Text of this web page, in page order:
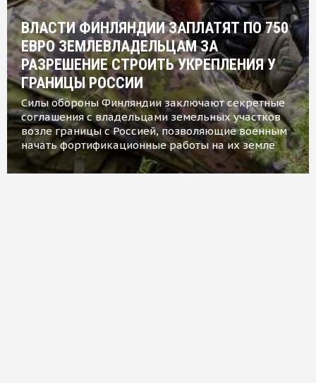
ВЛАСТИ ФИНЛЯНДИИ ЗАПЛАТЯТ ПО 750
ЕВРО ЗЕМЛЕВЛАДЕЛЬЦАМ ЗА
РАЗРЕШЕНИЕ СТРОИТЬ УКРЕПЛЕНИЯ У
ГРАНИЦЫ РОССИИ
Силы обороны Финляндии заключают секретные
соглашения с владельцами земельных участков
возле границы с Россией, позволяющие военным
начать фортификационные работы на их земле